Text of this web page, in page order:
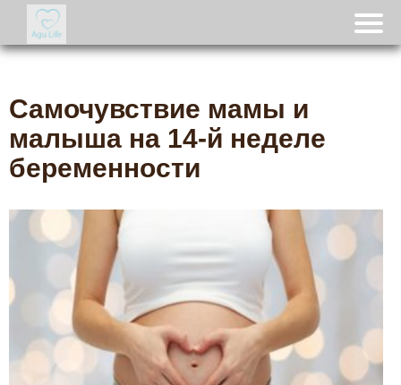
Самочувствие мамы и
малыша на 14-й неделе
беременности